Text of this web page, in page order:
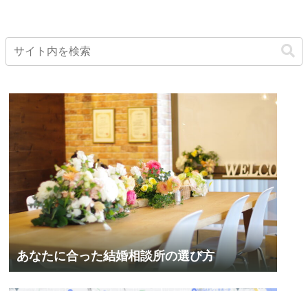
あなたに合った結婚相談所の選び方